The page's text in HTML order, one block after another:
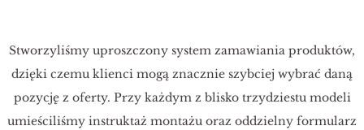
Stworzyliśmy uproszczony system zamawiania produktów,
dzięki czemu klienci mogą znacznie szybciej wybrać daną
pozycję z oferty. Przy każdym z blisko trzydziestu modeli
umieściliśmy instruktaż montażu oraz oddzielny formularz